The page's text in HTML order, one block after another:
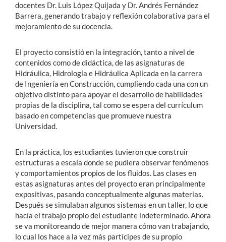
docentes Dr. Luis López Quijada y Dr. Andrés Fernández
Barrera, generando trabajo y reflexión colaborativa para el
mejoramiento de su docencia.
El proyecto consistió en la integración, tanto a nivel de
contenidos como de didáctica, de las asignaturas de
Hidráulica, Hidrología e Hidráulica Aplicada en la carrera
de Ingeniería en Construcción, cumpliendo cada una con un
objetivo distinto para apoyar el desarrollo de habilidades
propias de la disciplina, tal como se espera del currículum
basado en competencias que promueve nuestra
Universidad.
En la práctica, los estudiantes tuvieron que construir
estructuras a escala donde se pudiera observar fenómenos
y comportamientos propios de los fluidos. Las clases en
estas asignaturas antes del proyecto eran principalmente
expositivas, pasando conceptualmente algunas materias.
Después se simulaban algunos sistemas en un taller, lo que
hacía el trabajo propio del estudiante indeterminado. Ahora
se va monitoreando de mejor manera cómo van trabajando,
lo cual los hace a la vez más partícipes de su propio